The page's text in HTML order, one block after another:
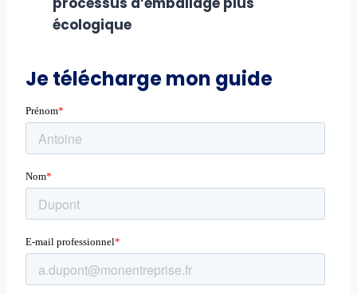
écologique
Je télécharge mon guide